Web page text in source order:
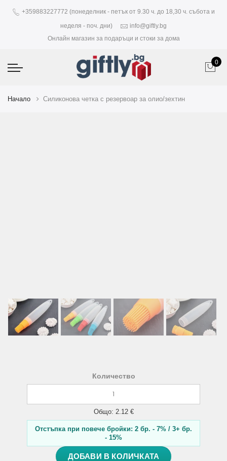
+359883227772 (понеделник - петък от 9.30 ч. до 18,30 ч. събота и
неделя - поч. дни)
info@giftly.bg
Онлайн магазин за подаръци и стоки за дома
0
Начало Силиконова четка с резервоар за олио/зехтин
Количество
Общо: 2.12 €
Отстъпка при повече бройки: 2 бр. - 7% / 3+ бр.
- 15%
ДОБАВИ В КОЛИЧКАТА